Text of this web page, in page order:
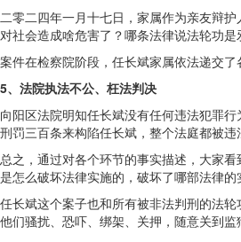
二零二四年一月十七日，家属作为亲友辩
对社会造成啥危害了？哪条法律说法轮功
案件在检察院阶段，任长斌家属依法递交
5、法院执法不公、枉法判决
向阳区法院明知任长斌没有任何违法犯罪
刑罚三百条来构陷任长斌，整个法庭都被
总之，通过对各个环节的事实描述，大家
是怎么破坏法律实施的，破坏了哪部法律的
任长斌这个案子也和所有被非法判刑的法
他们骚扰、恐吓、绑架、关押，随意关到